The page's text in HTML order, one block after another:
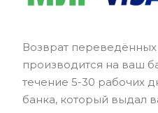
Возврат переведённых
производится на ваш
течение 5-30 рабочих
банка, который выдал